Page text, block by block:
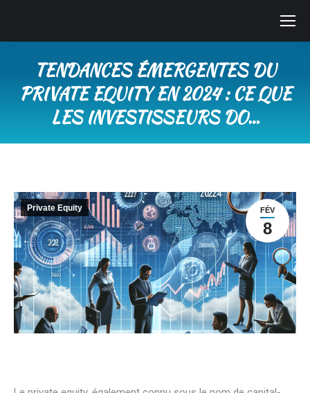
TENDANCES ÉMERGENTES DU
PRIVATE EQUITY EN 2024 : CE QUE
LES INVESTISSEURS DO…
FÉV
8
Private Equity